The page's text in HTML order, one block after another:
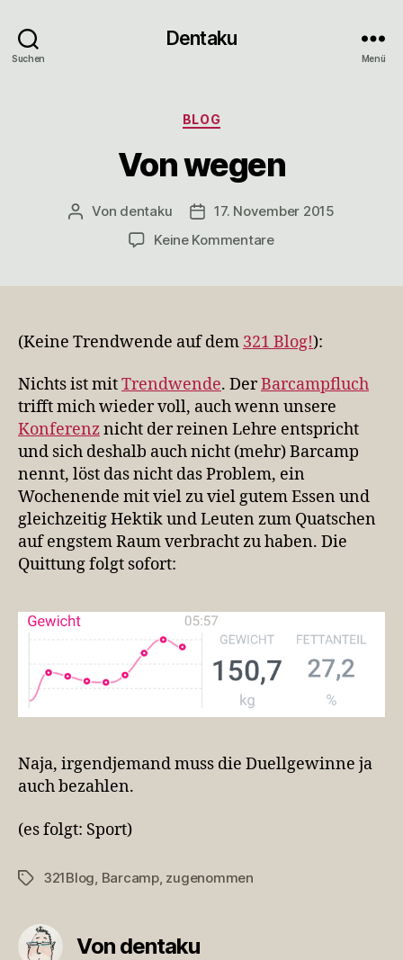
Suchen
Dentaku
Menü
Kategorien
BLOG
Von wegen
Beitragsautor
Von dentaku Veröffentlichungsdatum
17. November 2015
Keine Kommentarezu
(Keine Trendwende auf dem 321 Blog!):
Nichts ist mitTrendwende. DerBarcampfluch
trifft mich wieder voll, auch wenn unsere
Konferenznicht der reinen Lehre entspricht
und sich deshalb auch nicht (mehr) Barcamp
nennt, löst das nicht das Problem, ein
Wochenende mit viel zu viel gutem Essen und
gleichzeitig Hektik und Leuten zum Quatschen
auf engstem Raum verbracht zu haben. Die
Quittung folgt sofort:
Naja, irgendjemand muss die Duellgewinne ja
auch bezahlen.
(es folgt: Sport)
Schlagwörter
321Blog Barcamp, zugenommen
Von dentaku